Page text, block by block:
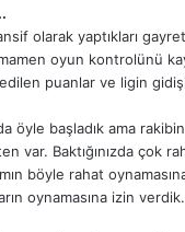
olarak yaptıkları
oyun kontrolünü
puanlar ve ligin
öyle başladık ama
var. Baktığınızda çok
böyle rahat
oynamasına izin verdik.